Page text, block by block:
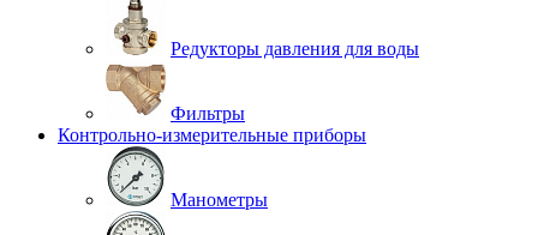
Редукторы давления для воды
Фильтры
Контрольно-измерительные приборы
Манометры